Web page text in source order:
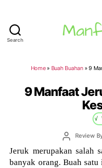
Search
Home» Buah Buahan»9
9 Manfaat
√
PostReview
Jeruk merupakan salah
banyak orang. Buah